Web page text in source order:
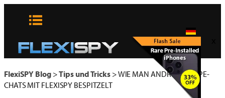
FlexiSPY Blog>Tips und Tricks>WIE MAN ANDROID SKYPE-
CHATS MIT FLEXISPY BESPITZELT